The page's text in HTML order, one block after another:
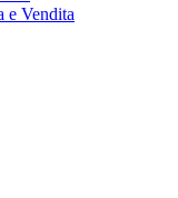
e Vendita